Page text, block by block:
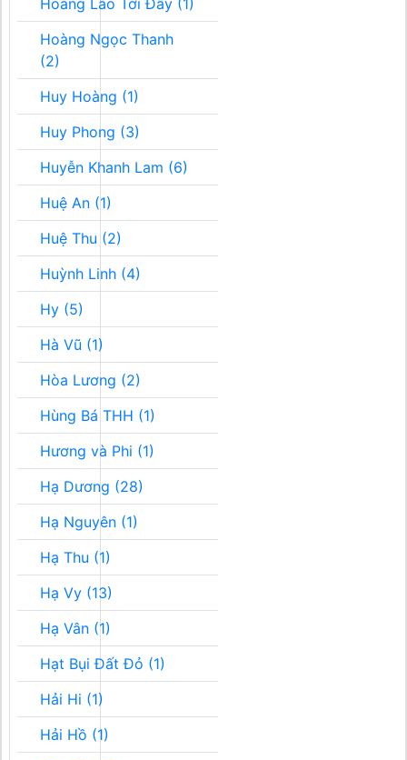
Hoàng Lão Tới Đây (1)
Hoàng Ngọc Thanh
(2)
Huy Hoàng (1)
Huy Phong (3)
Huyễn Khanh Lam (6)
Huệ An (1)
Huệ Thu (2)
Huỳnh Linh (4)
Hy (5)
Hà Vũ (1)
Hòa Lương (2)
Hùng Bá THH (1)
Hương và Phi (1)
Hạ Dương (28)
Hạ Nguyên (1)
Hạ Thu (1)
Hạ Vy (13)
Hạ Vân (1)
Hạt Bụi Đất Đỏ (1)
Hải Hi (1)
Hải Hồ (1)